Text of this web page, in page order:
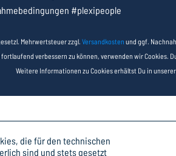
#plexipeople
Mehrwertsteuer zzgl. Versandkosten und ggf.
verbessern zu können, verwenden wir Cookies.
Weitere Informationen zu Cookies erhältst Du in unserer
die für den technischen
sind und stets gesetzt